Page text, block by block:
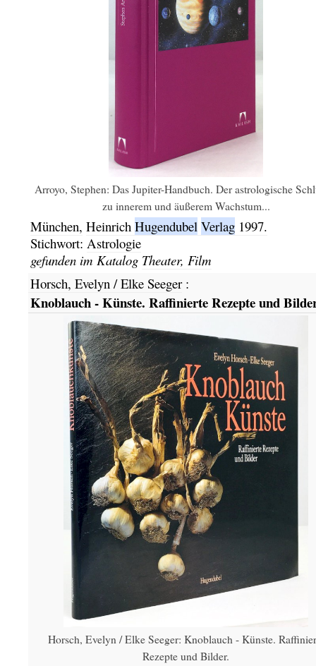
Arroyo, Stephen: Das Jupiter-Handbuch. Der astrologische
zu innerem und äußerem Wachstum...
München, Heinrich Hugendubel Verlag 1997.
Stichwort: Astrologie
gefunden im Katalog Theater, Film
Horsch, Evelyn / Elke Seeger:
Knoblauch - Künste. Raffinierte Rezepte und
Horsch, Evelyn / Elke Seeger: Knoblauch - Künste.
Rezepte und Bilder.